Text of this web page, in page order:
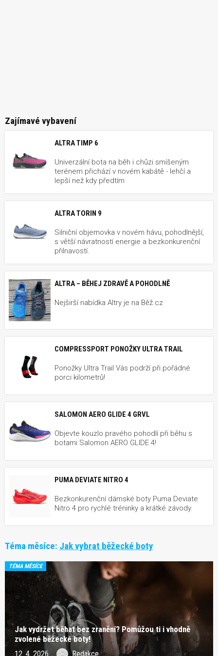
Zajímavé vybavení
ALTRA TIMP 6
Univerzální bota na běh i chůzi smíšeným
terénem přichází v novém kabátě - lehčí a
lepší než kdy předtím
ALTRA TORIN 9
Silniční objemovka v novém hávu, pohodlnější,
s větší návratností energie a bezkonkurenční
přilnavostí.
ALTRA – BĚHEJ ZDRAVĚ A POHODLNĚ
Nejširší nabídka Altry je na Běž.cz
COMPRESSPORT PONOŽKY ULTRA TRAIL
Ponožky Ultra Trail Vás podrží při pořádné
porci kilometrů!
SALOMON AERO GLIDE 4 GRVL
Objevte kouzlo pravého pohodlí při běhu s
botami Salomon AERO GLIDE 4!
PUMA DEVIATE NITRO 4
Bezkonkurenční dámské boty Puma Deviate
Nitro 4 pro rychlé tréninky a krátké závody.
Téma měsíce: Jak vybrat běžecké boty
TÉMA MĚSÍCE
Jak vydržet běhat bez zranění? Pomůžou ti i vhodně
zvolené běžecké boty!
12. 4. 2026 Redakce